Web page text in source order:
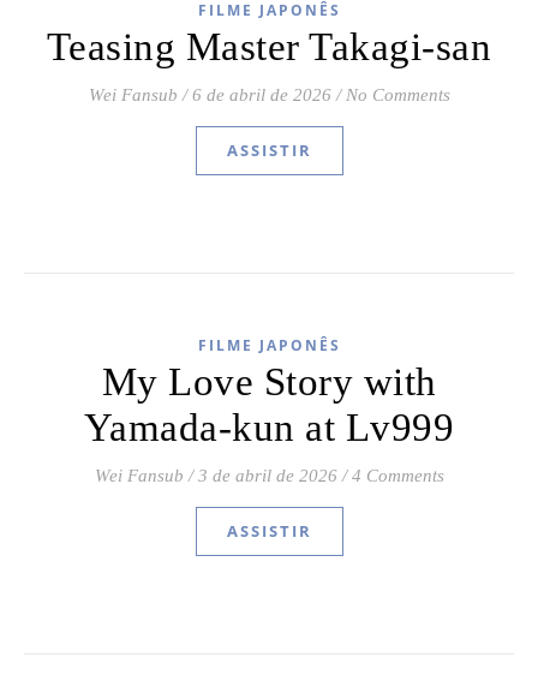
FILME JAPONÊS
Teasing Master Takagi-san
Wei Fansub / 6 de abril de 2026 / No Comments
ASSISTIR
FILME JAPONÊS
My Love Story with
Yamada-kun at Lv999
Wei Fansub / 3 de abril de 2026 / 4 Comments
ASSISTIR